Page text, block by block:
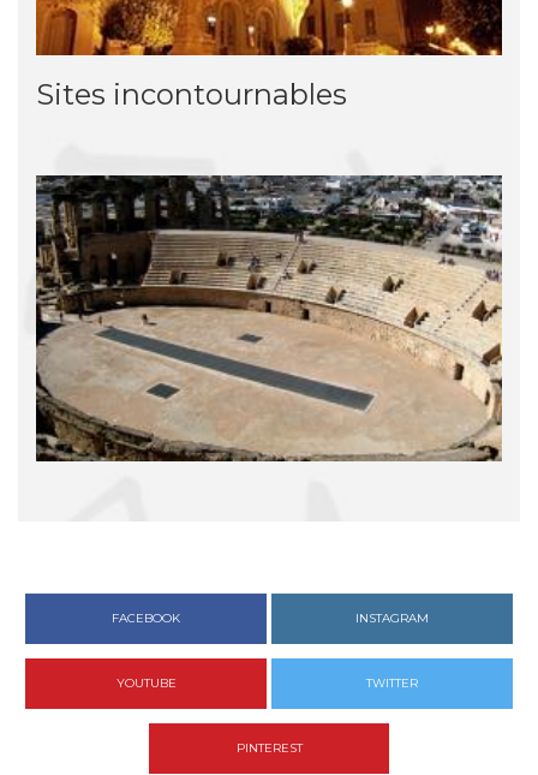
Sites incontournables
FACEBOOK INSTAGRAM
YOUTUBE TWITTER
PINTEREST